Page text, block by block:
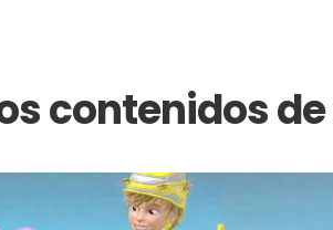
contenidos